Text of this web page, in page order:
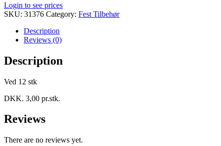
Login to see prices
SKU: 31376 Category: Fest Tilbehør
Description
Reviews (0)
Description
Ved 12 stk
DKK. 3,00 pr.stk.
Reviews
There are no reviews yet.